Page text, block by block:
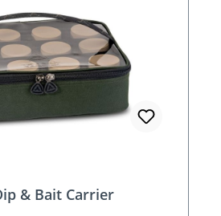
& Bait Carrier